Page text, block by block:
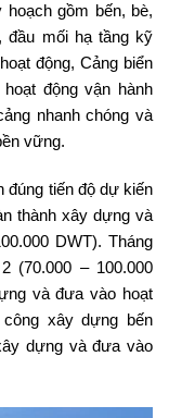
gồm bến, bè,
đầu mối hạ tầng kỹ
động, Cảng biển
động vận hành
nhanh chóng và
vững.
đúng tiến độ dự kiến
thành xây dựng và
DWT). Tháng
(70.000 – 100.000
và đưa vào hoạt
xây dựng bến
dựng và đưa vào